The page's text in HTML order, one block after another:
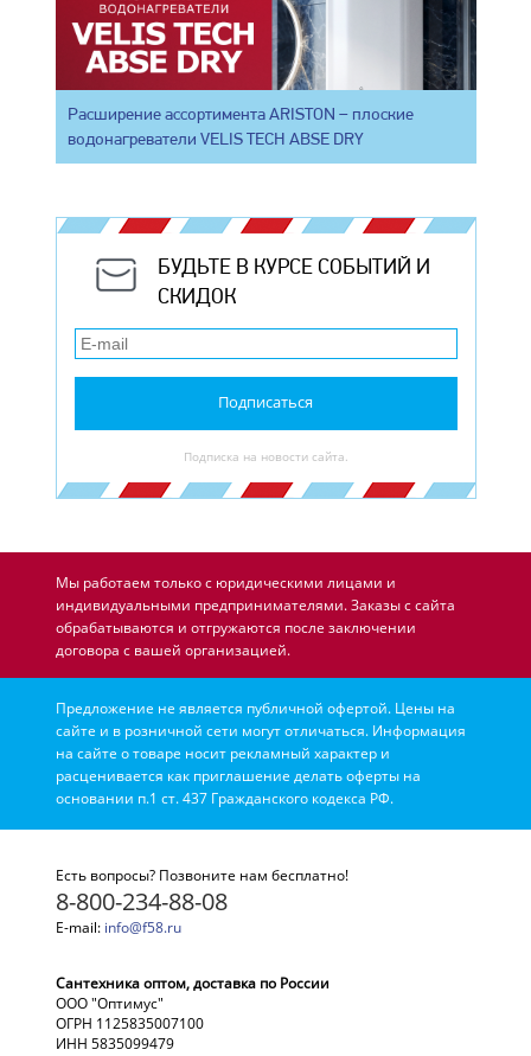
Расширение ассортимента ARISTON – плоские
водонагреватели VELIS TECH ABSE DRY
БУДЬТЕ В КУРСЕ СОБЫТИЙ И
СКИДОК
Подписаться
Подписка на новости сайта.
Мы работаем только с юридическими лицами и
индивидуальными предпринимателями. Заказы с сайта
обрабатываются и отгружаются после заключении
договора с вашей организацией.
Предложение не является публичной офертой. Цены на
сайте и в розничной сети могут отличаться. Информация
на сайте о товаре носит рекламный характер и
расценивается как приглашение делать оферты на
основании п.1 ст. 437 Гражданского кодекса РФ.
Есть вопросы? Позвоните нам бесплатно!
8-800-234-88-08
E-mail: info@f58.ru
Сантехника оптом, доставка по России
ООО "Оптимус"
ОГРН 1125835007100
ИНН 5835099479